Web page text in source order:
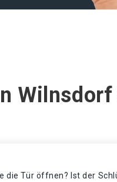
die Tür öffnen? Ist der